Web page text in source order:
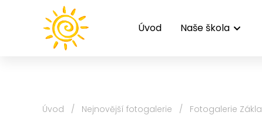
Úvod Naše škola
Úvod / Nejnovější fotogalerie / Fotogalerie